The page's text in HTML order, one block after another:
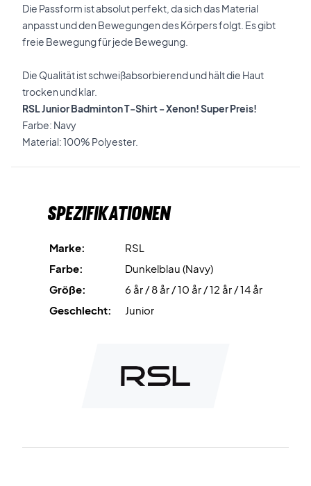
Die Passform ist absolut perfekt, da sich das Material
anpasst und den Bewegungen des Körpers folgt. Es gibt
freie Bewegung für jede Bewegung.
Die Qualität ist schweißabsorbierend und hält die Haut
trocken und klar.
RSL Junior Badminton T-Shirt - Xenon! Super Preis!
Farbe: Navy
Material: 100% Polyester.
Spezifikationen
Marke:
RSL
Farbe:
Dunkelblau (Navy)
Größe:
6 år / 8 år / 10 år / 12 år / 14 år
Geschlecht:
Junior